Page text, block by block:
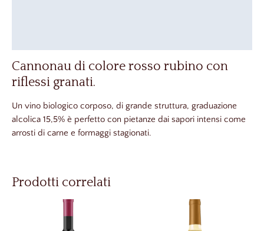
Cannonau di colore rosso rubino con
riflessi granati.
Un vino biologico corposo, di grande struttura, graduazione
alcolica 15,5% è perfetto con pietanze dai sapori intensi come
arrosti di carne e formaggi stagionati.
Prodotti correlati